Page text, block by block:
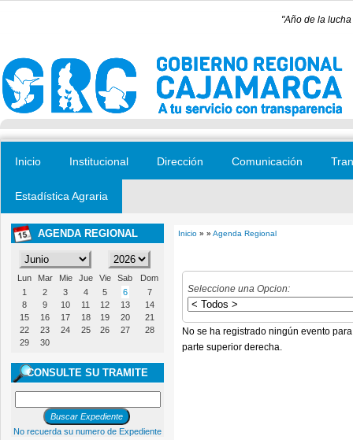
"Año de la
Inicio Institucional Dirección Comunicación
Estadística Agraria
AGENDA REGIONAL
Lun Mar Mie Jue Vie Sab
Dom
1
2 3 4 5 6
7
8
9 10 11 12 13
14
15
16 17 18 19 20
21
22
23 24 25 26 27
28
29
30
CONSULTE SU TRAMITE
No recuerda su numero de Expediente
Inicio » » Agenda Regional
Seleccione una Opcion:
No se ha registrado ningún evento
parte superior derecha.